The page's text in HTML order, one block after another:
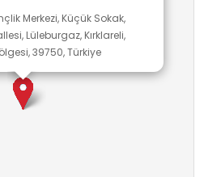
Merkezi, Küçük Sokak,
Lüleburgaz, Kırklareli,
39750, Türkiye